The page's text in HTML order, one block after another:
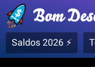
Saldos 2026 ⚡